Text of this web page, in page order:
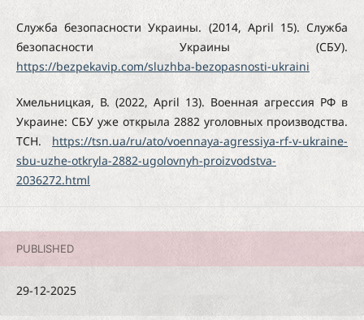
Служба безопасности Украины. (2014, April 15). Служба
безопасности Украины (СБУ).
https://bezpekavip.com/sluzhba-bezopasnosti-ukraini
Хмельницкая, В. (2022, April 13). Военная агрессия РФ в
Украине: СБУ уже открыла 2882 уголовных производства.
ТСН. https://tsn.ua/ru/ato/voennaya-agressiya-rf-v-ukraine-
sbu-uzhe-otkryla-2882-ugolovnyh-proizvodstva-
2036272.html
PUBLISHED
29-12-2025